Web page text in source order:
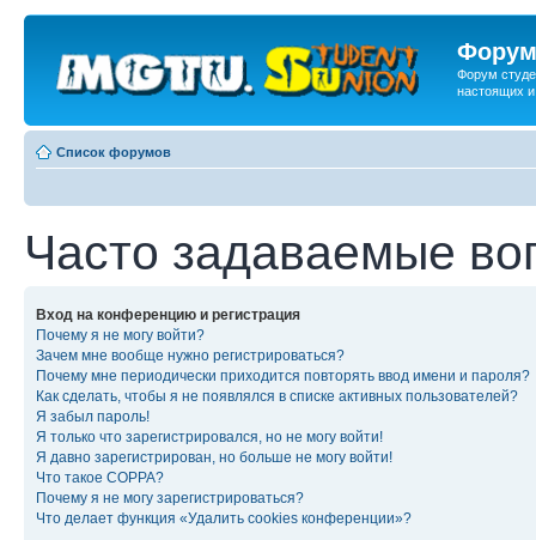
Форум
настоящих
Список форумов
Часто задаваемые
Вход на конференцию и регистрация
Почему я не могу войти?
Зачем мне вообще нужно регистрироваться?
Почему мне периодически приходится повторять ввод имени и пароля?
Как сделать, чтобы я не появлялся в списке активных пользователей?
Я забыл пароль!
Я только что зарегистрировался, но не могу войти!
Я давно зарегистрирован, но больше не могу войти!
Что такое COPPA?
Почему я не могу зарегистрироваться?
Что делает функция «Удалить cookies конференции»?